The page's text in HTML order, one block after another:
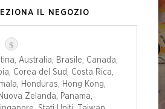
IL NEGOZIO
$
Australia, Brasile, Canada,
Corea del Sud, Costa Rica,
Honduras, Hong Kong,
Zelanda, Panama,